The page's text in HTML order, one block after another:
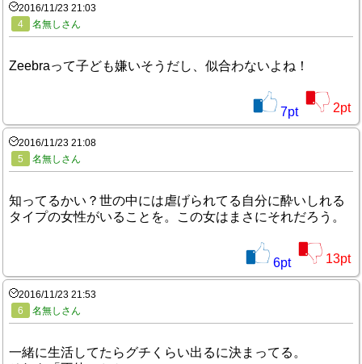
2016/11/23 21:03
4
名無しさん
Zeebraって子ども嫌いそうだし、似合わないよね！
7pt 2pt
2016/11/23 21:08
5
名無しさん
知ってるかい？世の中には虐げられてる自分に酔いしれる
タイプの女性がいることを。この女はまさにそれだろう。
6pt 13pt
2016/11/23 21:53
6
名無しさん
一緒に生活してたらグチくらい出るに決まってる。